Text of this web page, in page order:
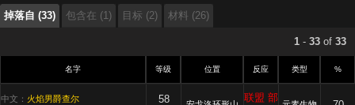
掉落自 (33) 包含在 (1) 目标 (2) 材料 (26)
1 - 33 of 33
名字 等级 位置 反应 类型 %
中文： 火焰男爵查尔
58 联盟 部